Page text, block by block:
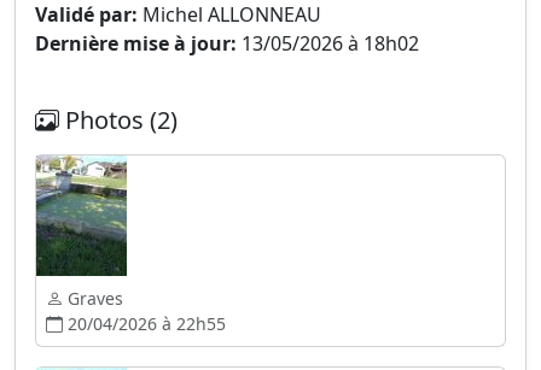
Validé par: Michel ALLONNEAU
Dernière mise à jour: 13/05/2026 à 18h02
Photos (2)
Graves
20/04/2026 à 22h55